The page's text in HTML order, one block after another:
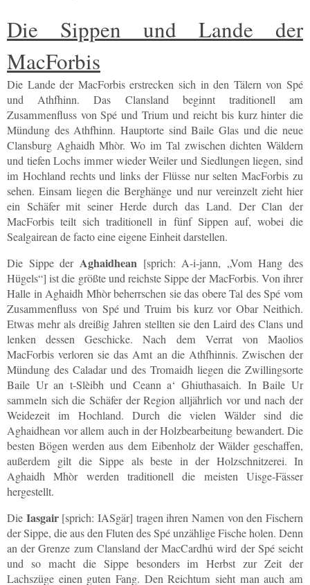
Die Sippen und Lande der
MacForbis
Die Lande der MacForbis erstrecken sich in den Tälern von Spé
und Athfhinn. Das Clansland beginnt traditionell am
Zusammenfluss von Spé und Trium und reicht bis kurz hinter die
Mündung des Athfhinn. Hauptorte sind Baile Glas und die neue
Clansburg Aghaidh Mhòr. Wo im Tal zwischen dichten Wäldern
und tiefen Lochs immer wieder Weiler und Siedlungen liegen, sind
im Hochland rechts und links der Flüsse nur selten MacForbis zu
sehen. Einsam liegen die Berghänge und nur vereinzelt zieht hier
ein Schäfer mit seiner Herde durch das Land. Der Clan der
MacForbis teilt sich traditionell in fünf Sippen auf, wobei die
Sealgairean de facto eine eigene Einheit darstellen.
Die Sippe der Aghaidhean[sprich: A-i-jann, „Vom Hang des
Hügels“] ist die größte und reichste Sippe der MacForbis. Von ihrer
Halle in Aghaidh Mhòr beherrschen sie das obere Tal des Spé vom
Zusammenfluss von Spé und Truim bis kurz vor Obar Neithich.
Etwas mehr als dreißig Jahren stellten sie den Laird des Clans und
lenken dessen Geschicke. Nach dem Verrat von Maolios
MacForbis verloren sie das Amt an die Athfhinnis. Zwischen der
Mündung des Caladar und des Tromaidh liegen die Zwillingsorte
Baile Ur an t-Slèibh und Ceann a‘ Ghiuthasaich. In Baile Ur
sammeln sich die Schäfer der Region alljährlich vor und nach der
Weidezeit im Hochland. Durch die vielen Wälder sind die
Aghaidhean vor allem auch in der Holzbearbeitung bewandert. Die
besten Bögen werden aus dem Eibenholz der Wälder geschaffen,
außerdem gilt die Sippe als beste in der Holzschnitzerei. In
Aghaidh Mhòr werden traditionell die meisten Uisge-Fässer
hergestellt.
Die Iasgair[sprich: IASgär] tragen ihren Namen von den Fischern
der Sippe, die aus den Fluten des Spé unzählige Fische holen. Denn
an der Grenze zum Clansland der MacCardhú wird der Spé seicht
und so macht die Sippe besonders im Herbst zur Zeit der
Lachszüge einen guten Fang. Den Reichtum sieht man auch am